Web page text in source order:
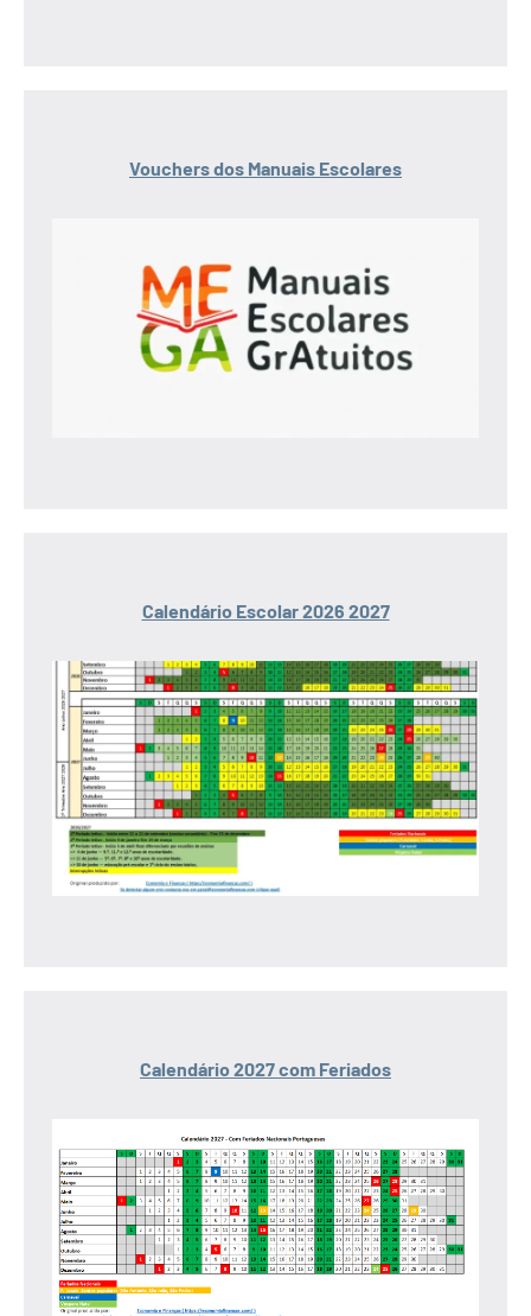
Vouchers dos Manuais Escolares
Calendário Escolar 2026 2027
Calendário 2027 com Feriados